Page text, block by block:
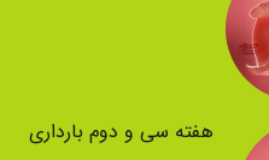
هفته سی و دوم بارداری